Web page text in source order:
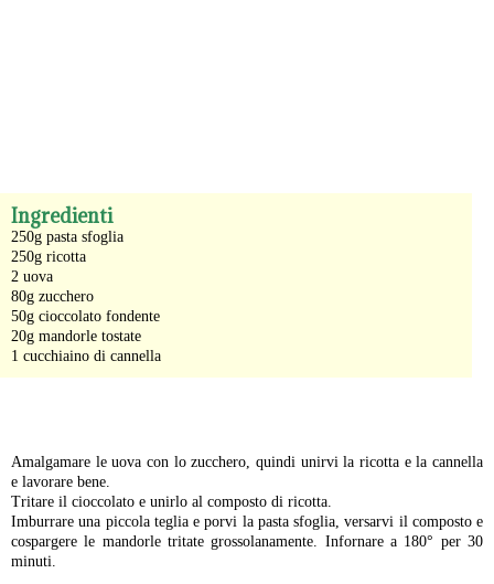
Ingredienti
250g pasta sfoglia
250g ricotta
2 uova
80g zucchero
50g cioccolato fondente
20g mandorle tostate
1 cucchiaino di cannella
Amalgamare le uova con lo zucchero, quindi unirvi la ricotta e la cannella
e lavorare bene.
Tritare il cioccolato e unirlo al composto di ricotta.
Imburrare una piccola teglia e porvi la pasta sfoglia, versarvi il composto e
cospargere le mandorle tritate grossolanamente. Infornare a 180° per 30
minuti.